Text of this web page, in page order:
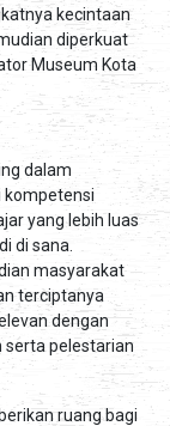
kecintaan
diperkuat
Museum Kota
dalam
kompetensi
yang lebih luas
di sana.
masyarakat
terciptanya
dengan
serta pelestarian
ruang bagi